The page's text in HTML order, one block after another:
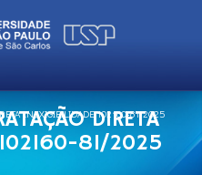
INEXIGIBILIDADE 102160-81/2025
DIRETA
102160-81/2025